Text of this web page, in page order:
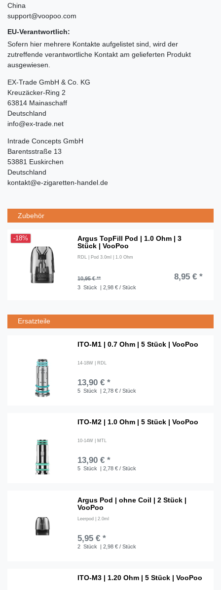
China
support@voopoo.com
EU-Verantwortlich:
Sofern hier mehrere Kontakte aufgelistet sind, wird der
zutreffende verantwortliche Kontakt am gelieferten Produkt
ausgewiesen.
EX-Trade GmbH & Co. KG
Kreuzäcker-Ring 2
63814 Mainaschaff
Deutschland
info@ex-trade.net
Intrade Concepts GmbH
Barentsstraße 13
53881 Euskirchen
Deutschland
kontakt@e-zigaretten-handel.de
Zubehör
-18%
Argus TopFill Pod | 1.0 Ohm | 3
Stück | VooPoo
RDL | Pod 3.0ml | 1.0 Ohm
10,95 € ** 8,95 € *
3 Stück | 2,98 € / Stück
Ersatzteile
ITO-M1 | 0.7 Ohm | 5 Stück | VooPoo
14-18W | RDL
13,90 € *
5 Stück | 2,78 € / Stück
ITO-M2 | 1.0 Ohm | 5 Stück | VooPoo
10-14W | MTL
13,90 € *
5 Stück | 2,78 € / Stück
Argus Pod | ohne Coil | 2 Stück |
VooPoo
Leerpod | 2.0ml
5,95 € *
2 Stück | 2,98 € / Stück
ITO-M3 | 1.20 Ohm | 5 Stück | VooPoo